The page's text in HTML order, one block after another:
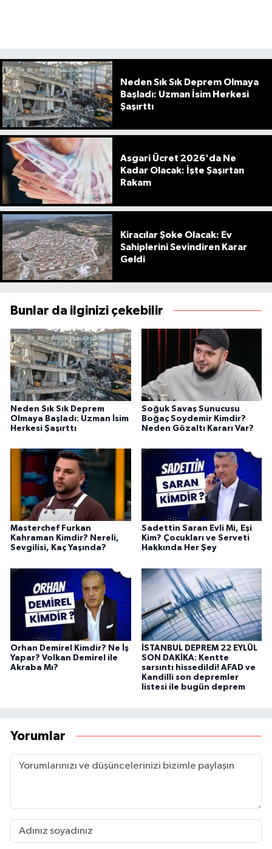
Neden Sık Sık Deprem Olmaya
Başladı: Uzman İsim Herkesi
Şaşırttı
Asgari Ücret 2026'da Ne
Kadar Olacak: İşte Şaşırtan
Rakam
Kiracılar Şoke Olacak: Ev
Sahiplerini Sevindiren Karar
Geldi
Bunlar da ilginizi çekebilir
Neden Sık Sık Deprem
Olmaya Başladı: Uzman İsim
Herkesi Şaşırttı
Soğuk Savaş Sunucusu
Boğaç Soydemir Kimdir?
Neden Gözaltı Kararı Var?
Masterchef Furkan
Kahraman Kimdir? Nereli,
Sevgilisi, Kaç Yaşında?
Sadettin Saran Evli Mi, Eşi
Kim? Çocukları ve Serveti
Hakkında Her Şey
Orhan Demirel Kimdir? Ne İş
Yapar? Volkan Demirel ile
Akraba Mı?
İSTANBUL DEPREM 22 EYLÜL
SON DAKİKA: Kentte
sarsıntı hissedildi! AFAD ve
Kandilli son depremler
listesi ile bugün deprem
Yorumlar